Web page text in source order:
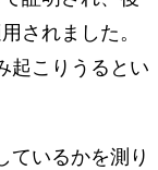
されました。
起こりうるとい
ているかを測り